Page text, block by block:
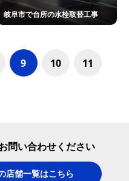
岐阜市で台所の水栓取替工事
9 10 11
問い合わせください
店舗一覧はこちら